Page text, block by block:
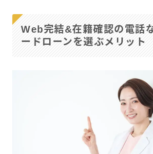
Web完結&在籍確認の電話
ードローンを選ぶメリット